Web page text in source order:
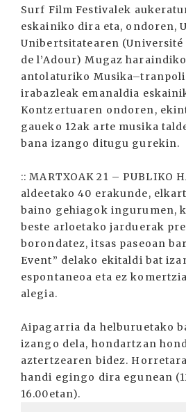
Surf Film Festivalek
eskainiko dira eta, ondoren,
Unibertsitatearen (Université
de l’Adour) Mugaz
antolaturiko
irabazleak emanaldia
Kontzertuaren ondoren,
gaueko 12ak arte musika
bana izango ditugu gurekin.
:: MARTXOAK 21 – PUBLIKO
aldeetako 40 erakunde,
baino gehiagok ingurumen,
beste arloetako jarduerak
borondatez, itsas paseoan
Event” delako ekitaldi bat
espontaneoa eta ez
alegia.
Aipagarria da helburuetako
izango dela, hondartzan
aztertzearen bidez.
handi egingo dira egunean
16.00etan).